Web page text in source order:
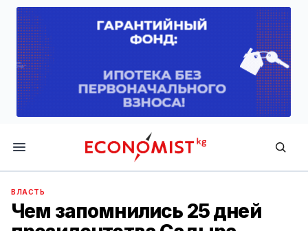
Economist.kg
ВЛАСТЬ
Чем запомнились 25 дней